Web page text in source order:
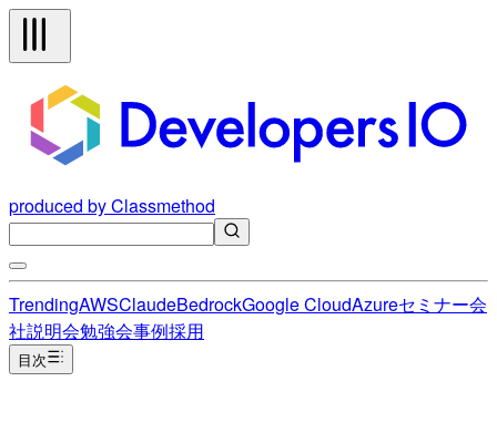
produced by Classmethod
TrendingAWSClaudeBedrockGoogle CloudAzureセミナー会
社説明会勉強会事例採用
目次